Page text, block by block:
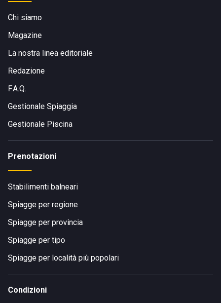
Chi siamo
Magazine
La nostra linea editoriale
Redazione
F.A.Q.
Gestionale Spiaggia
Gestionale Piscina
Prenotazioni
Stabilimenti balneari
Spiagge per regione
Spiagge per provincia
Spiagge per tipo
Spiagge per località più popolari
Condizioni